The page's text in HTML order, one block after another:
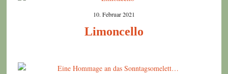
10. Februar 2021
Limoncello